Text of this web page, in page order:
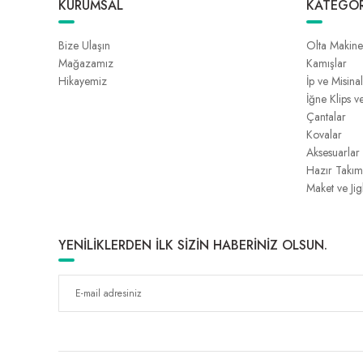
KURUMSAL
Bize Ulaşın
Mağazamız
Hikayemiz
Olta
Kamışlar
İp ve
İğne Klips
Çantalar
Kovalar
Aksesuarlar
Hazır
Maket ve
YENİLİKLERDEN İLK SİZİN HABERİNİZ OLSUN.